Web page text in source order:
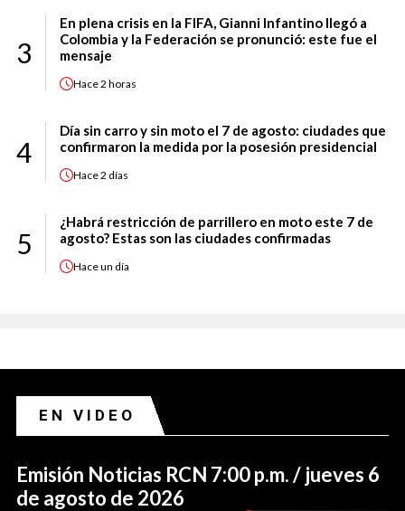
3
En plena crisis en la FIFA, Gianni Infantino llegó a
Colombia y la Federación se pronunció: este fue el
mensaje
Hace2 horas
4
Día sin carro y sin moto el 7 de agosto: ciudades que
confirmaron la medida por la posesión presidencial
Hace2 días
5
¿Habrá restricción de parrillero en moto este 7 de
agosto? Estas son las ciudades confirmadas
Haceun día
EN VIDEO
Emisión Noticias RCN 7:00 p.m. / jueves 6
de agosto de 2026